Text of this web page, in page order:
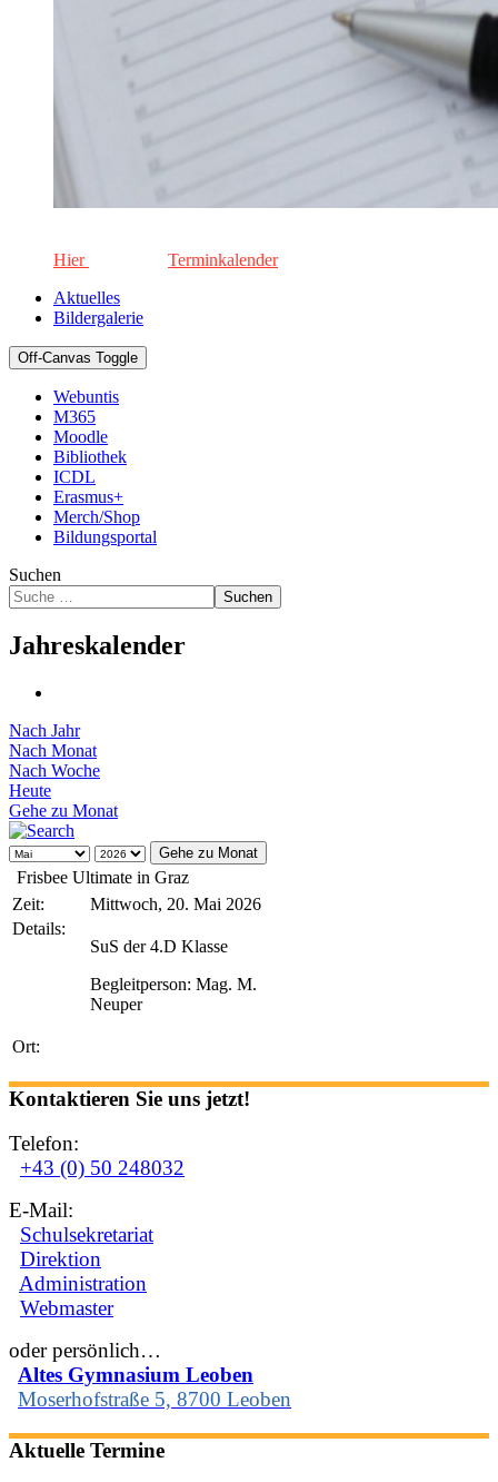
Hier
Terminkalender
Aktuelles
Bildergalerie
Off-Canvas Toggle
Webuntis
M365
Moodle
Bibliothek
ICDL
Erasmus+
Merch/Shop
Bildungsportal
Suchen
Suchen
Jahreskalender
Nach Jahr
Nach Monat
Nach Woche
Heute
Gehe zu Monat
Gehe zu Monat
Frisbee Ultimate in Graz
Zeit:
Mittwoch, 20. Mai 2026
Details:
SuS der 4.D Klasse
Begleitperson: Mag. M.
Neuper
Ort:
Kontaktieren Sie uns jetzt!
Telefon:
+43 (0) 50 248032
E-Mail:
Schulsekretariat
Direktion
Administration
Webmaster
oder persönlich…
Altes Gymnasium Leoben
Moserhofstraße 5, 8700 Leoben
Aktuelle Termine